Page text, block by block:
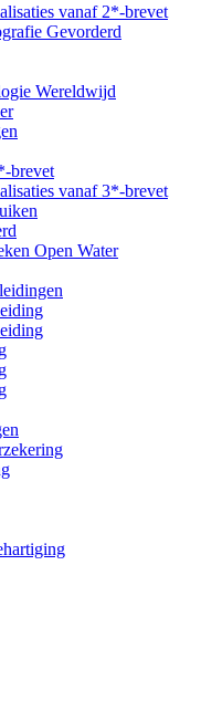
vanaf 2*-brevet
Gevorderd
Wereldwijd
brevet
vanaf 3*-brevet
Open Water